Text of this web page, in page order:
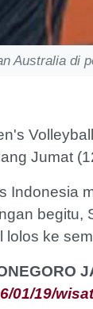
Australia di
Jumat
Indonesia
begitu,
lolos ke
01/19/